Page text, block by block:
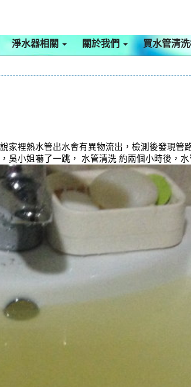
淨水器相關 關於我們 買水管清
裡熱水管出水會有異物流出，檢測後發現
小姐嚇了一跳， 水管清洗 約兩個小時後，